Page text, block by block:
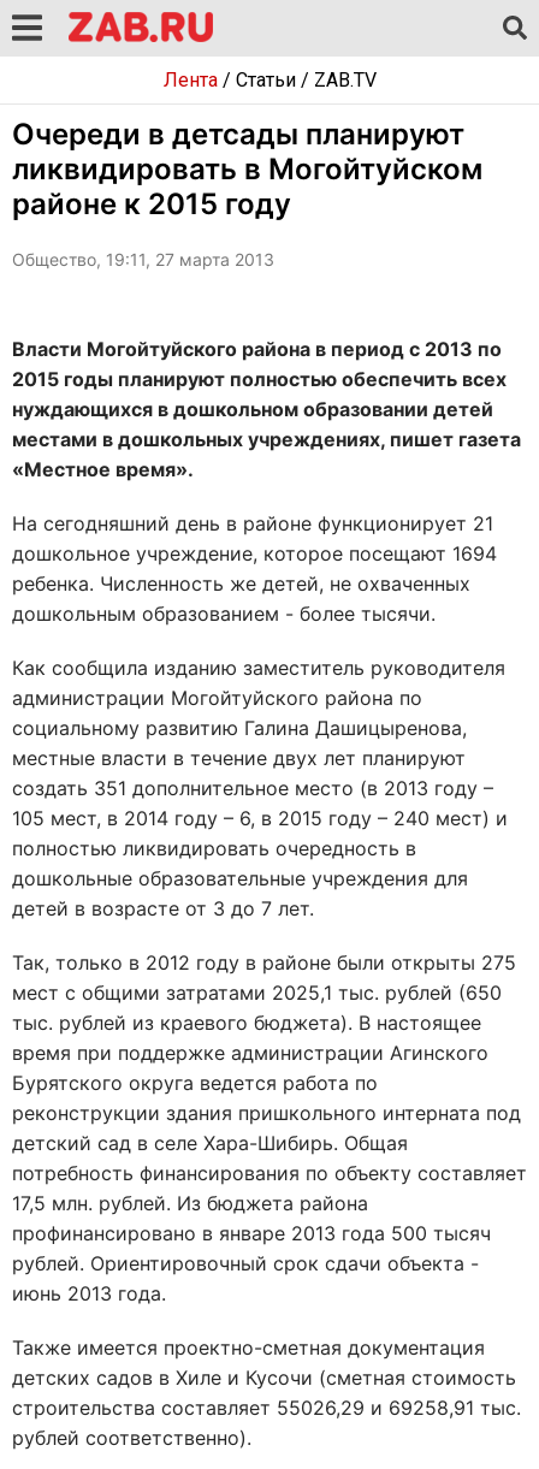
Лента/ Статьи/ ZAB.TV
Очереди в детсады планируют
ликвидировать в Могойтуйском
районе к 2015 году
Общество, 19:11, 27 марта 2013
Власти Могойтуйского района в период с 2013 по
2015 годы планируют полностью обеспечить всех
нуждающихся в дошкольном образовании детей
местами в дошкольных учреждениях, пишет газета
«Местное время».
На сегодняшний день в районе функционирует 21
дошкольное учреждение, которое посещают 1694
ребенка. Численность же детей, не охваченных
дошкольным образованием - более тысячи.
Как сообщила изданию заместитель руководителя
администрации Могойтуйского района по
социальному развитию Галина Дашицыренова,
местные власти в течение двух лет планируют
создать 351 дополнительное место (в 2013 году –
105 мест, в 2014 году – 6, в 2015 году – 240 мест) и
полностью ликвидировать очередность в
дошкольные образовательные учреждения для
детей в возрасте от 3 до 7 лет.
Так, только в 2012 году в районе были открыты 275
мест с общими затратами 2025,1 тыс. рублей (650
тыс. рублей из краевого бюджета). В настоящее
время при поддержке администрации Агинского
Бурятского округа ведется работа по
реконструкции здания пришкольного интерната под
детский сад в селе Хара-Шибирь. Общая
потребность финансирования по объекту составляет
17,5 млн. рублей. Из бюджета района
профинансировано в январе 2013 года 500 тысяч
рублей. Ориентировочный срок сдачи объекта -
июнь 2013 года.
Также имеется проектно-сметная документация
детских садов в Хиле и Кусочи (сметная стоимость
строительства составляет 55026,29 и 69258,91 тыс.
рублей соответственно).